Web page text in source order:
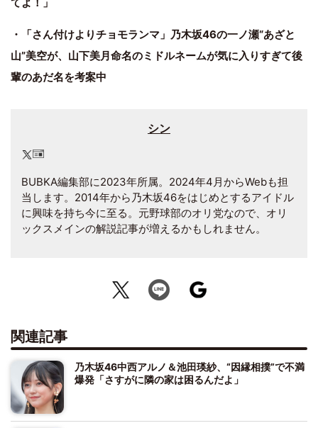
・「さん付けよりチョモランマ」乃木坂46の一ノ瀬“あざと
山”美空が、山下美月命名のミドルネームが気に入りすぎて後
輩のあだ名を考案中
シン
BUBKA編集部に2023年所属。2024年4月からWebも担
当します。2014年から乃木坂46をはじめとするアイドル
に興味を持ち今に至る。元野球部のオリ党なので、オリ
ックスメインの解説記事が増えるかもしれません。
関連記事
乃木坂46中西アルノ＆池田瑛紗、“因縁相撲”で不満
爆発「さすがに隣の家は困るんだよ」